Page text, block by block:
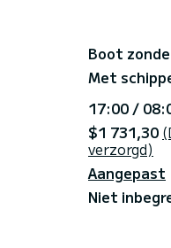
beantwoordt uw
Boot
Met
17:00 /
$1 731,30
verzorgd)
Aangepast
Niet